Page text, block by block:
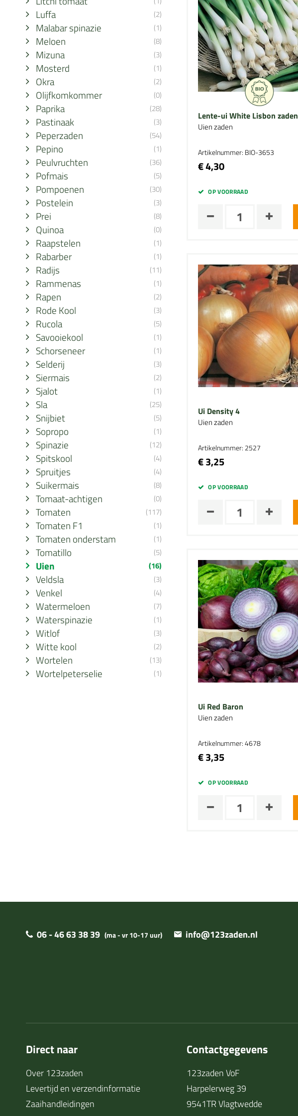
Luffa (2)
Malabar spinazie (1)
Meloen (8)
Mizuna (3)
Mosterd (1)
Okra (2)
Olijfkomkommer (0)
Paprika (28)
Pastinaak (3)
Peperzaden (54)
Pepino (1)
Peulvruchten (36)
Pofmais (5)
Pompoenen (30)
Postelein (3)
Prei (8)
Quinoa (0)
Raapstelen (1)
Rabarber (1)
Radijs (11)
Rammenas (1)
Rapen (2)
Rode Kool (3)
Rucola (5)
Savooiekool (1)
Schorseneer (1)
Selderij (3)
Siermais (2)
Sjalot (1)
Sla (25)
Snijbiet (5)
Sopropo (1)
Spinazie (12)
Spitskool (4)
Spruitjes (4)
Suikermais (8)
Tomaat-achtigen (0)
Tomaten (117)
Tomaten F1 (1)
Tomaten onderstam (1)
Tomatillo (5)
Uien (16)
Veldsla (3)
Venkel (4)
Watermeloen (7)
Waterspinazie (1)
Witlof (3)
Witte kool (2)
Wortelen (13)
Wortelpeterselie (1)
Lente-ui White Lisbon zaden
Uien zaden
Artikelnummer: BIO-3653
€ 4,30
OP VOORRAAD
Ui Density 4
Uien zaden
Artikelnummer: 2527
€ 3,25
OP VOORRAAD
Ui Red Baron
Uien zaden
Artikelnummer: 4678
€ 3,35
OP VOORRAAD
06 - 46 63 38 39 (ma - vr 10-17 uur) info@123zaden.nl
Direct naar
Over 123zaden
Levertijd en verzendinformatie
Zaaihandleidingen
Contactgegevens
123zaden VoF
Harpelerweg 39
9541TR Vlagtwedde